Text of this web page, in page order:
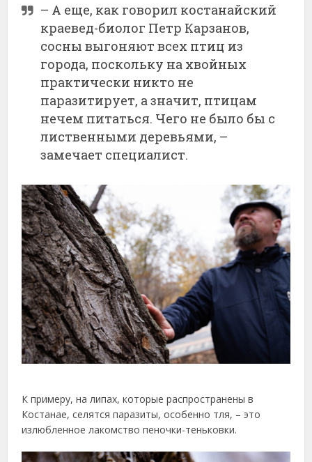
– А еще, как говорил костанайский
краевед-биолог Петр Карзанов,
сосны выгоняют всех птиц из
города, поскольку на хвойных
практически никто не
паразитирует, а значит, птицам
нечем питаться. Чего не было бы с
лиственными деревьями, –
замечает специалист.
К примеру, на липах, которые распространены в
Костанае, селятся паразиты, особенно тля, – это
излюбленное лакомство пеночки-теньковки.